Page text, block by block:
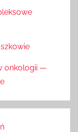
onkologii —